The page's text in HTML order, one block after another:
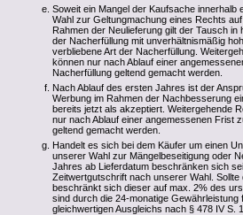
Soweit ein Mangel der Kaufsache
Wahl zur Geltungmachung eines Rechts
Rahmen der Neulieferung gilt der Tausch
der Nacherfüllung mit unverhältnismäßig
verbliebene Art der Nacherfüllung.
können nur nach Ablauf einer
Nacherfüllung geltend gemacht werden.
Nach Ablauf des ersten Jahres ist der
Werbung im Rahmen der Nachbesserung
bereits jetzt als akzeptiert. Weitergehende
nur nach Ablauf einer angemessenen Frist
geltend gemacht werden.
Handelt es sich bei dem Käufer um einen
unserer Wahl zur Mängelbeseitigung oder
Jahres ab Lieferdatum beschränken sich
Zeitwertgutschrift nach unserer Wahl.
beschränkt sich dieser auf max. 2% des
sind durch die 24-monatige
gleichwertigen Ausgleichs nach § 478 IV S.